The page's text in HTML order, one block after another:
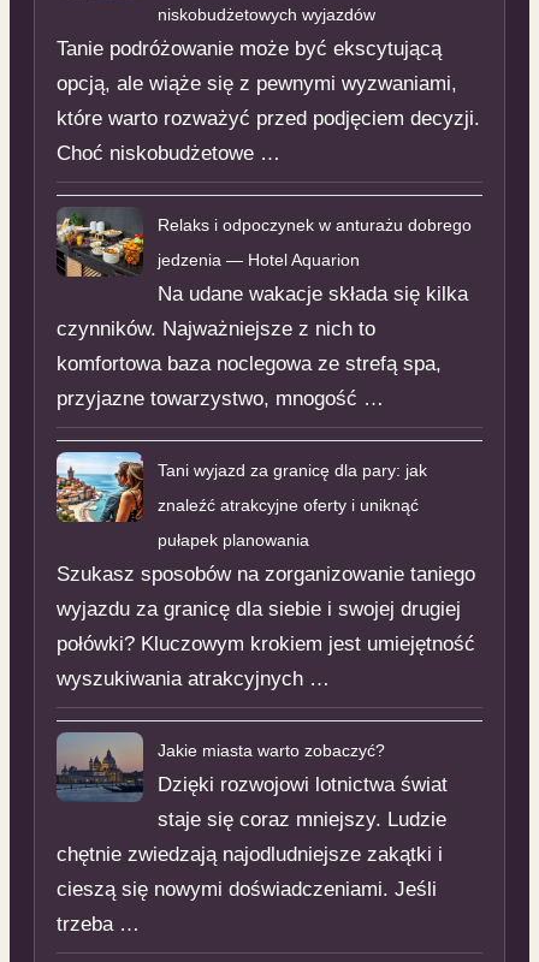
niskobudżetowych wyjazdów
Tanie podróżowanie może być ekscytującą
opcją, ale wiąże się z pewnymi wyzwaniami,
które warto rozważyć przed podjęciem decyzji.
Choć niskobudżetowe …
Relaks i odpoczynek w anturażu dobrego
jedzenia — Hotel Aquarion
Na udane wakacje składa się kilka
czynników. Najważniejsze z nich to
komfortowa baza noclegowa ze strefą spa,
przyjazne towarzystwo, mnogość …
Tani wyjazd za granicę dla pary: jak
znaleźć atrakcyjne oferty i uniknąć
pułapek planowania
Szukasz sposobów na zorganizowanie taniego
wyjazdu za granicę dla siebie i swojej drugiej
połówki? Kluczowym krokiem jest umiejętność
wyszukiwania atrakcyjnych …
Jakie miasta warto zobaczyć?
Dzięki rozwojowi lotnictwa świat
staje się coraz mniejszy. Ludzie
chętnie zwiedzają najodludniejsze zakątki i
cieszą się nowymi doświadczeniami. Jeśli
trzeba …